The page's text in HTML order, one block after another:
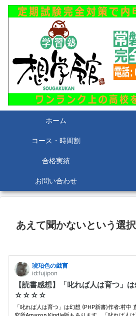
ホーム
コース・時間割
合格実績
お問い合わせ
あえて聞かないという選択